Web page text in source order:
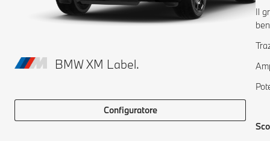
BMW XM Label.
Configuratore
Il